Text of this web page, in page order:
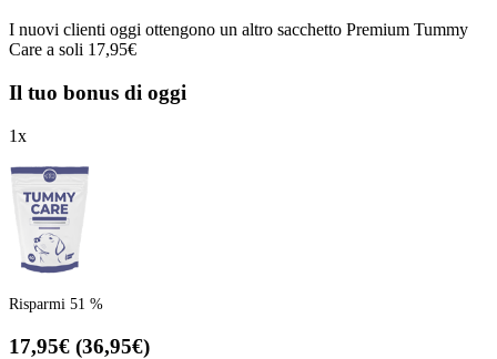
I nuovi clienti oggi ottengono un altro sacchetto Premium Tummy
Care a soli 17,95€
Il tuo bonus di oggi
1x
Risparmi 51 %
17,95€ (36,95€)